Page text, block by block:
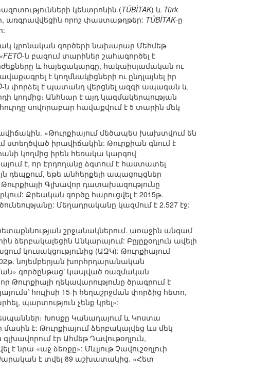
կենտրոնին (TÜBİTAK) և Türk
առգրավվեցին որոշ փաստաթղթեր: TÜBİTAK-ը
կրոնական գործերի նախարար Մեհմեթ
-ն բազում տարիներ շահագործել է
և հայեցակարգը, հակաիսլամական ու
է կողմնակիցների ու ընդլայնել իր
-ն փորձել է պատանդ վերցնել ազգի ապագան և
կողմից։ Անհնար է այդ կազմակերպության
սովորաբար հավաքվում է 5 տարին մեկ
«Թուրքիայում մեծապես խախտվում են
իրավիճակին: Թուրքիան գնում է
կողմից իրեն հեռակա կարգով
է, որ Էրդողանը ձգտում է հաստատել
դեպքում, եթե անհերքելի ապացույցներ
Գլխավոր դատախազությունը
Քրեական գործը հարուցվել է 2015թ.
Մեղադրականը կազմում է 2.527 էջ:
շրջանակներում. առաջին անգամ
ձերբակալեցին Անկարայում: Բըյըքօղլուն ավելի
կուսակցությունից (ԱԶԿ): Թուրքիայում
նոյեմբերյան խորհրդարանական
գործընթաց՝ կապված ռազմական
ղեկավարությունը ծրագրում է
հուլիսի 15-ի հեղաշրջման փորձից հետո,
պարտություն չենք կրել»:
Խոսքը Կանադայում և Կոստա
է: Թուրքիայում ձերբակալվեց ևս մեկ
էր Ահմեթ Դավութօղլուն,
«աջ ձեռքը»: Մևլյութ Չավուշօղլուի
է տվել 89 աշխատակից. «Հետ